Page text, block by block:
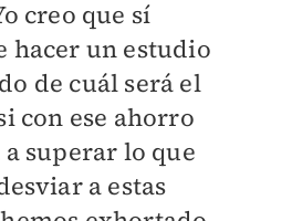
creo que sí
hacer un estudio
de cuál será el
con ese ahorro
a superar lo que
a estas